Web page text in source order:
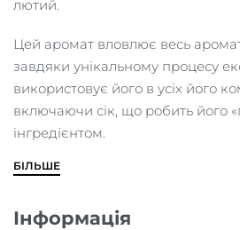
лютий.
Цей аромат вловлює весь
завдяки унікальному процесу
використовує його в усіх його
включаючи сік, що робить його
інгредієнтом.
БІЛЬШЕ
Інформація